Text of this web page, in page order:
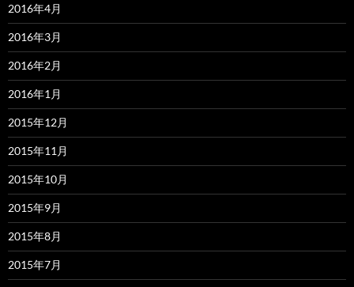
2016年4月
2016年3月
2016年2月
2016年1月
2015年12月
2015年11月
2015年10月
2015年9月
2015年8月
2015年7月